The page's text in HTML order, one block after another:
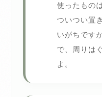
使ったもの
ついつい置
いがちです
で、周りは
よ。